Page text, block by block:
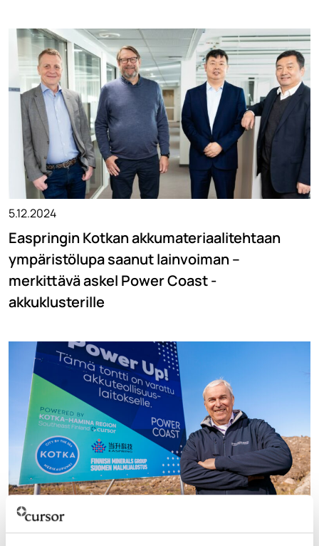
5.12.2024
Easpringin Kotkan akkumateriaalitehtaan
ympäristölupa saanut lainvoiman –
merkittävä askel Power Coast -
akkuklusterille
29.10.2024